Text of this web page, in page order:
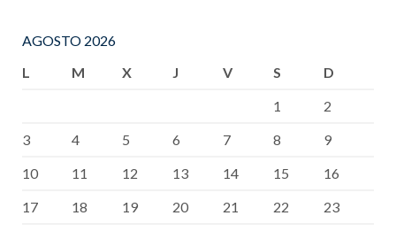
AGOSTO 2026
L
M X J V S
D
1
2
3
4 5 6 7 8
9
10
11 12 13 14 15
16
17
18 19 20 21 22
23